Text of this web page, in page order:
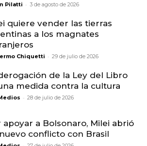
Pilatti - 3 de agosto de 2026
quiere vender las tierras
a los magnates
Chiquetti - 29 de julio de 2026
de la Ley del Libro
medida contra la cultura
- 28 de julio de 2026
apoyar a Bolsonaro, Milei abrió
conflicto con Brasil